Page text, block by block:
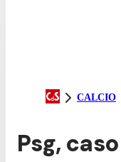
CALCIO
Psg,